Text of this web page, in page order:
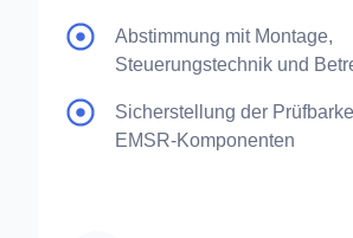
Abstimmung mit Montage,
Steuerungstechnik und
Sicherstellung der
EMSR-Komponenten